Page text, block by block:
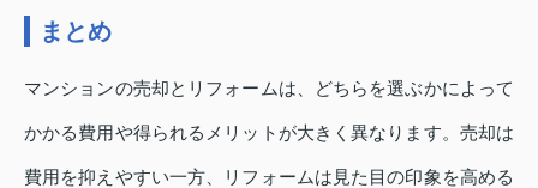
まとめ
マンションの売却とリフォームは、どちらを選ぶかによって
かかる費用や得られるメリットが大きく異なります。売却は
費用を抑えやすい一方、リフォームは見た目の印象を高める